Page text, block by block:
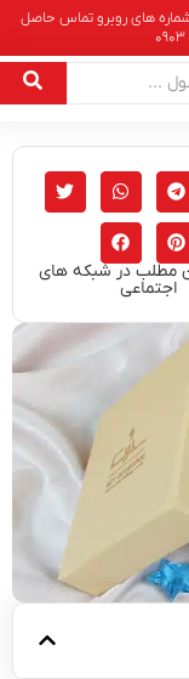
های روبرو تماس حاصل
مطلب در شبکه های
اجتماعی